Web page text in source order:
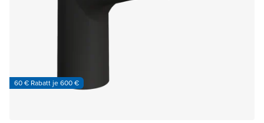
60 € Rabatt je 600 €